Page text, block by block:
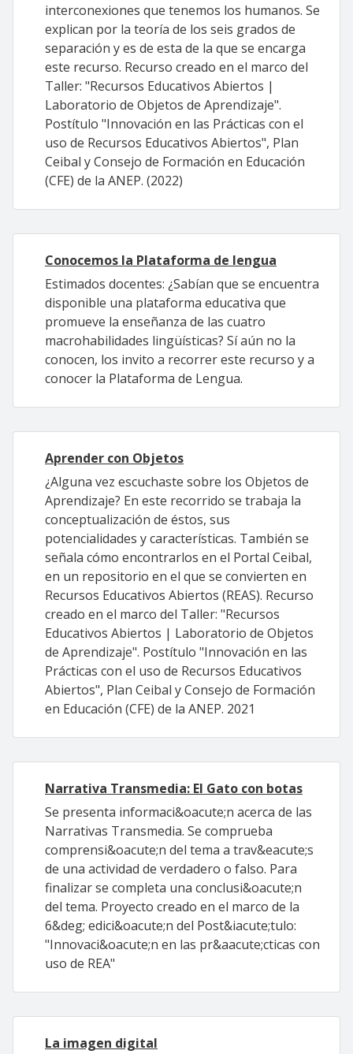
interconexiones que tenemos los humanos. Se
explican por la teoría de los seis grados de
separación y es de esta de la que se encarga
este recurso. Recurso creado en el marco del
Taller: "Recursos Educativos Abiertos |
Laboratorio de Objetos de Aprendizaje".
Postítulo "Innovación en las Prácticas con el
uso de Recursos Educativos Abiertos", Plan
Ceibal y Consejo de Formación en Educación
(CFE) de la ANEP. (2022)
Conocemos la Plataforma de lengua
Estimados docentes: ¿Sabían que se encuentra
disponible una plataforma educativa que
promueve la enseñanza de las cuatro
macrohabilidades lingüísticas? Sí aún no la
conocen, los invito a recorrer este recurso y a
conocer la Plataforma de Lengua.
Aprender con Objetos
¿Alguna vez escuchaste sobre los Objetos de
Aprendizaje? En este recorrido se trabaja la
conceptualización de éstos, sus
potencialidades y características. También se
señala cómo encontrarlos en el Portal Ceibal,
en un repositorio en el que se convierten en
Recursos Educativos Abiertos (REAS). Recurso
creado en el marco del Taller: "Recursos
Educativos Abiertos | Laboratorio de Objetos
de Aprendizaje". Postítulo "Innovación en las
Prácticas con el uso de Recursos Educativos
Abiertos", Plan Ceibal y Consejo de Formación
en Educación (CFE) de la ANEP. 2021
Narrativa Transmedia: El Gato con botas
Se presenta informaci&oacute;n acerca de las
Narrativas Transmedia. Se comprueba
comprensi&oacute;n del tema a trav&eacute;s
de una actividad de verdadero o falso. Para
finalizar se completa una conclusi&oacute;n
del tema. Proyecto creado en el marco de la
6&deg; edici&oacute;n del Post&iacute;tulo:
"Innovaci&oacute;n en las pr&aacute;cticas con
uso de REA"
La imagen digital